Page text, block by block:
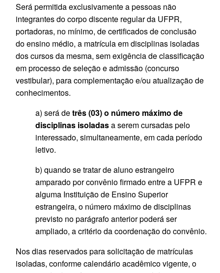
Será permitida exclusivamente a pessoas não
integrantes do corpo discente regular da UFPR,
portadoras, no mínimo, de certificados de conclusão
do ensino médio, a matrícula em disciplinas isoladas
dos cursos da mesma, sem exigência de classificação
em processo de seleção e admissão (concurso
vestibular), para complementação e/ou atualização de
conhecimentos.
a) será detrês (03) o número máximo de
disciplinas isoladasa serem cursadas pelo
interessado, simultaneamente, em cada período
letivo.
b) quando se tratar de aluno estrangeiro
amparado por convênio firmado entre a UFPR e
alguma Instituição de Ensino Superior
estrangeira, o número máximo de disciplinas
previsto no parágrafo anterior poderá ser
ampliado, a critério da coordenação do convênio.
Nos dias reservados para solicitação de matrículas
isoladas, conforme calendário acadêmico vigente, o